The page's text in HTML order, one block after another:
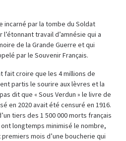
incarné par la tombe du Soldat
travail d’amnésie qui a
de la Grande Guerre et qui
par le Souvenir Français.
fait croire que les 4 millions de
partis le sourire aux lèvres et la
dit que « Sous Verdun » le livre de
en 2020 avait été censuré en 1916.
tiers des 1 500 000 morts français
longtemps minimisé le nombre,
mois d’une boucherie qui